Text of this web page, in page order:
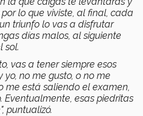
lo que viviste, al final, cada
triunfo lo vas a disfrutar
días malos, al siguiente
sol.
vas a tener siempre esos
no me gusto, o no me
me está saliendo el examen,
esas piedritas
puntualizó.